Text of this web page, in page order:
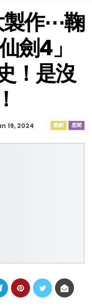
製作⋯鞠
劍4」
！是沒
戲劇 星聞
19, 2024